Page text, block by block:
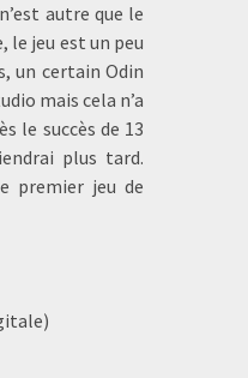
n’est autre que le
le jeu est un peu
un certain Odin
mais cela n’a
le succès de 13
plus tard.
premier jeu de